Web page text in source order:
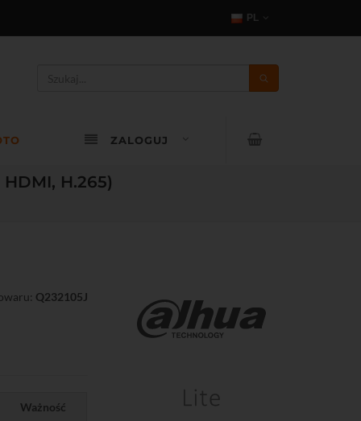
PL
ZALOGUJ
H.265)
Q232105J
Ważność